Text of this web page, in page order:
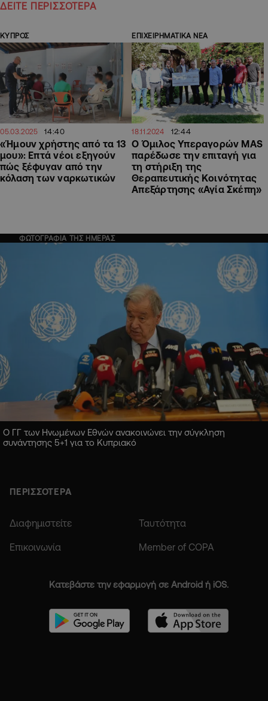
ΔΕΙΤΕ ΠΕΡΙΣΣΟΤΕΡΑ
ΚΥΠΡΟΣ
05.03.2025 14:40
«Ήμουν χρήστης από τα 13
μου»: Επτά νέοι εξηγούν
πώς ξέφυγαν από την
κόλαση των ναρκωτικών
ΕΠΙΧΕΙΡΗΜΑΤΙΚΑ ΝΕΑ
18.11.2024 12:44
Ο Όμιλος Υπεραγορών MAS
παρέδωσε την επιταγή για
τη στήριξη της
Θεραπευτικής Κοινότητας
Απεξάρτησης «Αγία Σκέπη»
ΦΩΤΟΓΡΑΦΙΑ ΤΗΣ ΗΜΕΡΑΣ
Ο ΓΓ των Ηνωμένων Εθνών ανακοινώνει την σύγκληση
συνάντησης 5+1 για το Κυπριακό
ΠΕΡΙΣΣΟΤΕΡΑ
Διαφημιστείτε Ταυτότητα
Επικοινωνία Member of COPA
Κατεβάστε την εφαρμογή σε Android ή iOS.